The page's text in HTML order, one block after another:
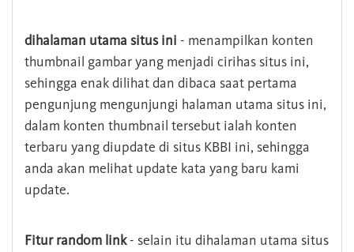
dihalaman utama situs ini - menampilkan konten
thumbnail gambar yang menjadi cirihas situs ini,
sehingga enak dilihat dan dibaca saat pertama
pengunjung mengunjungi halaman utama situs ini,
dalam konten thumbnail tersebut ialah konten
terbaru yang diupdate di situs KBBI ini, sehingga
anda akan melihat update kata yang baru kami
update.
Fitur random link- selain itu dihalaman utama situs